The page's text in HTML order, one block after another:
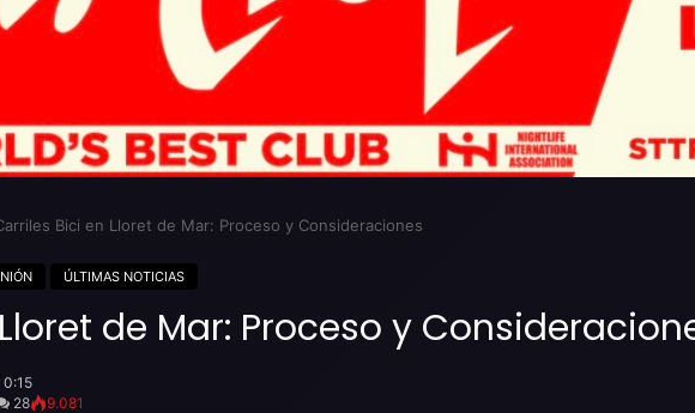
Bici en Lloret de Mar: Proceso y Consideraciones
ÚLTIMAS NOTICIAS
de Mar: Proceso y
28 9.081